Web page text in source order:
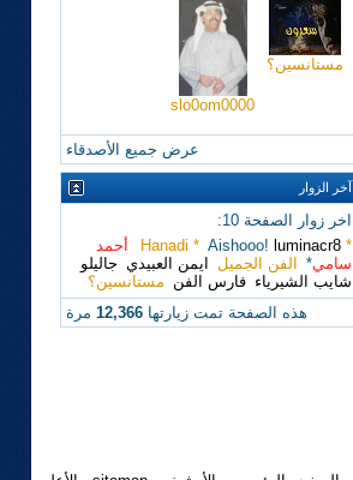
مستانسين؟
slo0om0000
عرض جميع الأصدقاء
آخر الزوار
اخر زوار الصفحة 10:
* Hanadi *
Aishooo! luminacr8
أحمد
سامي* الفن الجميل ايمن العبيدي جاليلو
شايب الشيرياء فارس الفن مستانسين؟
هذه الصفحة تمت زيارتها12,366 مرة